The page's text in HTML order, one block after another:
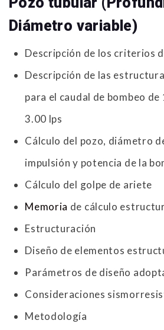
Diámetro variable)
Descripción de los criterios
Descripción de las
para el caudal de bombeo
3.00 lps
Cálculo del pozo, diámetro
impulsión y potencia de la
Cálculo del golpe de ariete
Memoria de cálculo
Estructuración
Diseño de elementos
Parámetros de diseño
Consideraciones
Metodología